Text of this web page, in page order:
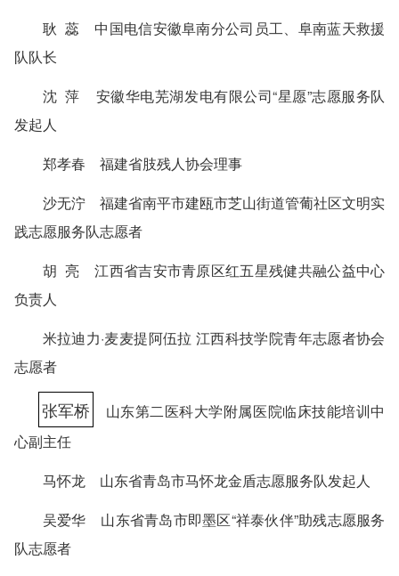
耿 蕊 中国电信安徽阜南分公司员工、阜南蓝天救援
队队长
沈 萍 安徽华电芜湖发电有限公司“星愿”志愿服务队
发起人
郑孝春 福建省肢残人协会理事
沙无泞 福建省南平市建瓯市芝山街道管葡社区文明实
践志愿服务队志愿者
胡 亮 江西省吉安市青原区红五星残健共融公益中心
负责人
米拉迪力·麦麦提阿伍拉 江西科技学院青年志愿者协会
志愿者
张军桥
山东第二医科大学附属医院临床技能培训中
心副主任
马怀龙 山东省青岛市马怀龙金盾志愿服务队发起人
吴爱华 山东省青岛市即墨区“祥泰伙伴”助残志愿服务
队志愿者